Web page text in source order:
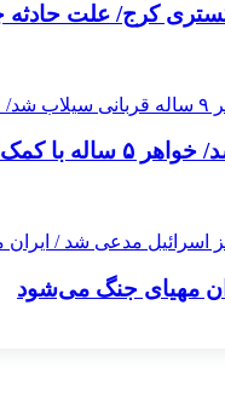
کرج/ علت حادثه
مهیای جنگ می‌شود